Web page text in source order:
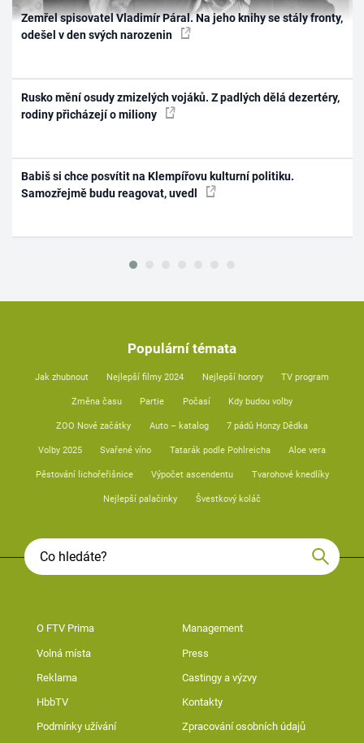
Zemřel spisovatel Vladimír Páral. Na jeho knihy se stály fronty,
odešel v den svých narozenin
Rusko mění osudy zmizelých vojáků. Z padlých dělá dezertéry,
rodiny přicházejí o miliony
Babiš si chce posvítit na Klempířovu kulturní politiku.
Samozřejmě budu reagovat, uvedl
Populární témata
Jak zhubnout Nejlepší filmy 2024 Nejlepší horory TV program
Změna času Partie Počasí Kdy budou volby
ZOO Nové začátky Auto – katalog 7 pádů Honzy Dědka
Volby 2025 Svařené víno Tatarák podle Pohlreicha Aloe vera
Pěstování lichořeřišnice Výpočet ascendentu Tvarohové knedlíky
Nejlepší palačinky Švestkový koláč
O FTV Prima Management
Volná místa Press
Reklama Castingy a výzvy
HbbTV Kontakty
Podmínky užívání Zpracování osobních údajů